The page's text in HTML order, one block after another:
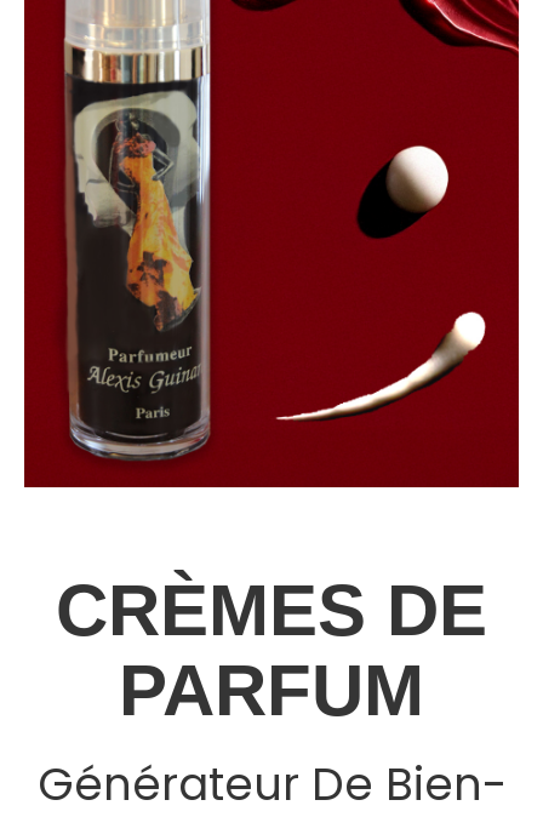
CRÈMES DE
PARFUM
Générateur De Bien-